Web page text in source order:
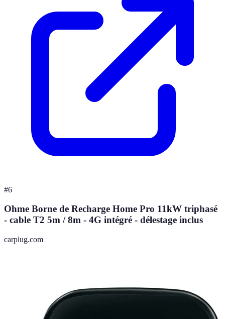
#6
Ohme Borne de Recharge Home Pro 11kW triphasé
- cable T2 5m / 8m - 4G intégré - délestage inclus
carplug.com